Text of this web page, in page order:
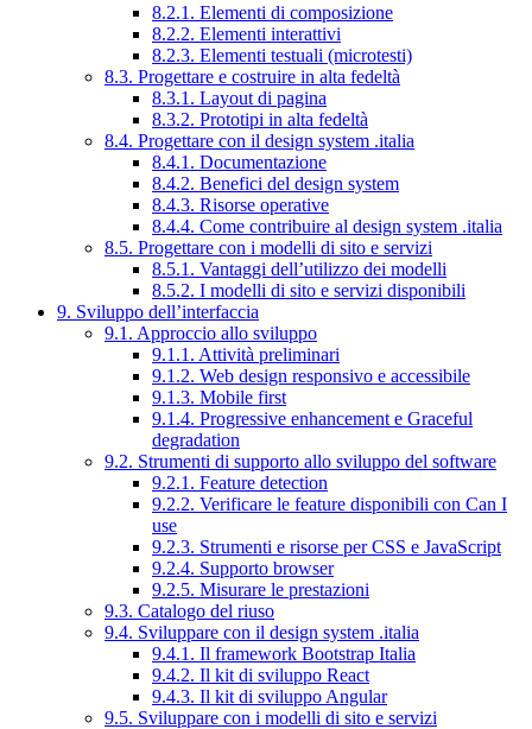
8.2.1. Elementi di composizione
8.2.2. Elementi interattivi
8.2.3. Elementi testuali (microtesti)
8.3. Progettare e costruire in alta fedeltà
8.3.1. Layout di pagina
8.3.2. Prototipi in alta fedeltà
8.4. Progettare con il design system .italia
8.4.1. Documentazione
8.4.2. Benefici del design system
8.4.3. Risorse operative
8.4.4. Come contribuire al design system .italia
8.5. Progettare con i modelli di sito e servizi
8.5.1. Vantaggi dell’utilizzo dei modelli
8.5.2. I modelli di sito e servizi disponibili
9. Sviluppo dell’interfaccia
9.1. Approccio allo sviluppo
9.1.1. Attività preliminari
9.1.2. Web design responsivo e accessibile
9.1.3. Mobile first
9.1.4. Progressive enhancement e Graceful
degradation
9.2. Strumenti di supporto allo sviluppo del software
9.2.1. Feature detection
9.2.2. Verificare le feature disponibili con Can I
use
9.2.3. Strumenti e risorse per CSS e JavaScript
9.2.4. Supporto browser
9.2.5. Misurare le prestazioni
9.3. Catalogo del riuso
9.4. Sviluppare con il design system .italia
9.4.1. Il framework Bootstrap Italia
9.4.2. Il kit di sviluppo React
9.4.3. Il kit di sviluppo Angular
9.5. Sviluppare con i modelli di sito e servizi